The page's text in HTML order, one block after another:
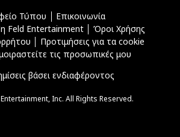
Τύπου
Επικοινωνία
Feld Entertainment
Όροι Χρήσης
Προτιμήσεις για τα cookie
τις προσωπικές μου
βάσει ενδιαφέροντος
Inc. All Rights Reserved.